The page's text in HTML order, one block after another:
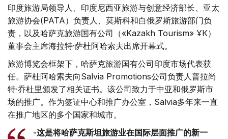
印度旅游局领导人、印度尼西亚旅游与创意经济部长、亚太
旅游协会(PATA）负责人、莫斯科和白俄罗斯旅游部门负
责，以及哈萨克旅游国有公司（«Kazakh Tourism» ҰК）
董事会主席海拉特·萨杜阿哈索夫出席开幕式。
旅游博览会框架下，哈萨克旅游国有公司印度市场代表获
任。萨杜阿哈索夫向Salvia Promotions公司负责人普拉尚
特·乔杜里颁发了相关证书。该公司致力于中亚和俄罗斯市
场的推广。作为签证中心和推广办公室，Salvia多年来一直
在推广地区的多个国家和城市。
-这是将哈萨克斯坦旅游业在国际层面推广的新一